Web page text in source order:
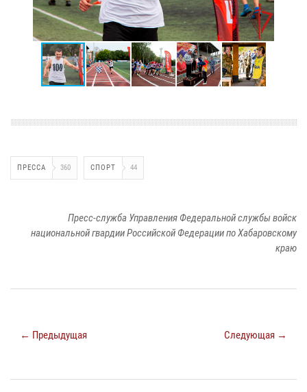
ПРЕССА 360 СПОРТ 44
Пресс-служба Управления Федеральной службы войск
национальной гвардии Российской Федерации по Хабаровскому
краю
← Предыдущая Следующая →